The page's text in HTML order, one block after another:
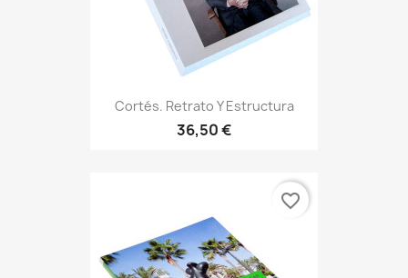
Cortés. Retrato Y Estructura
36,50 €
favorite_border